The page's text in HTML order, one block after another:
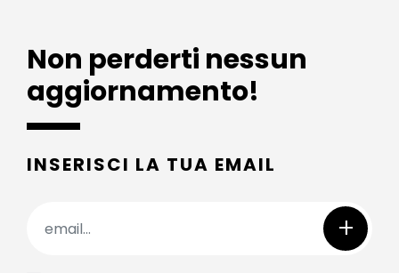
Non perderti nessun
aggiornamento!
INSERISCI LA TUA EMAIL
+